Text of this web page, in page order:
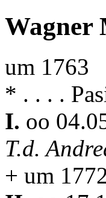
Wagner
um 1763
* . . . .
I. oo
T.d.
+ um